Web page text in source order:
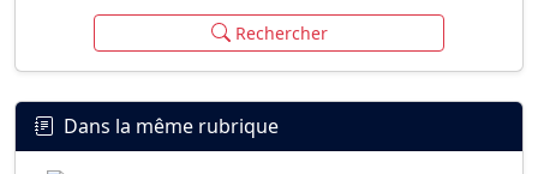
Rechercher
Dans la même rubrique